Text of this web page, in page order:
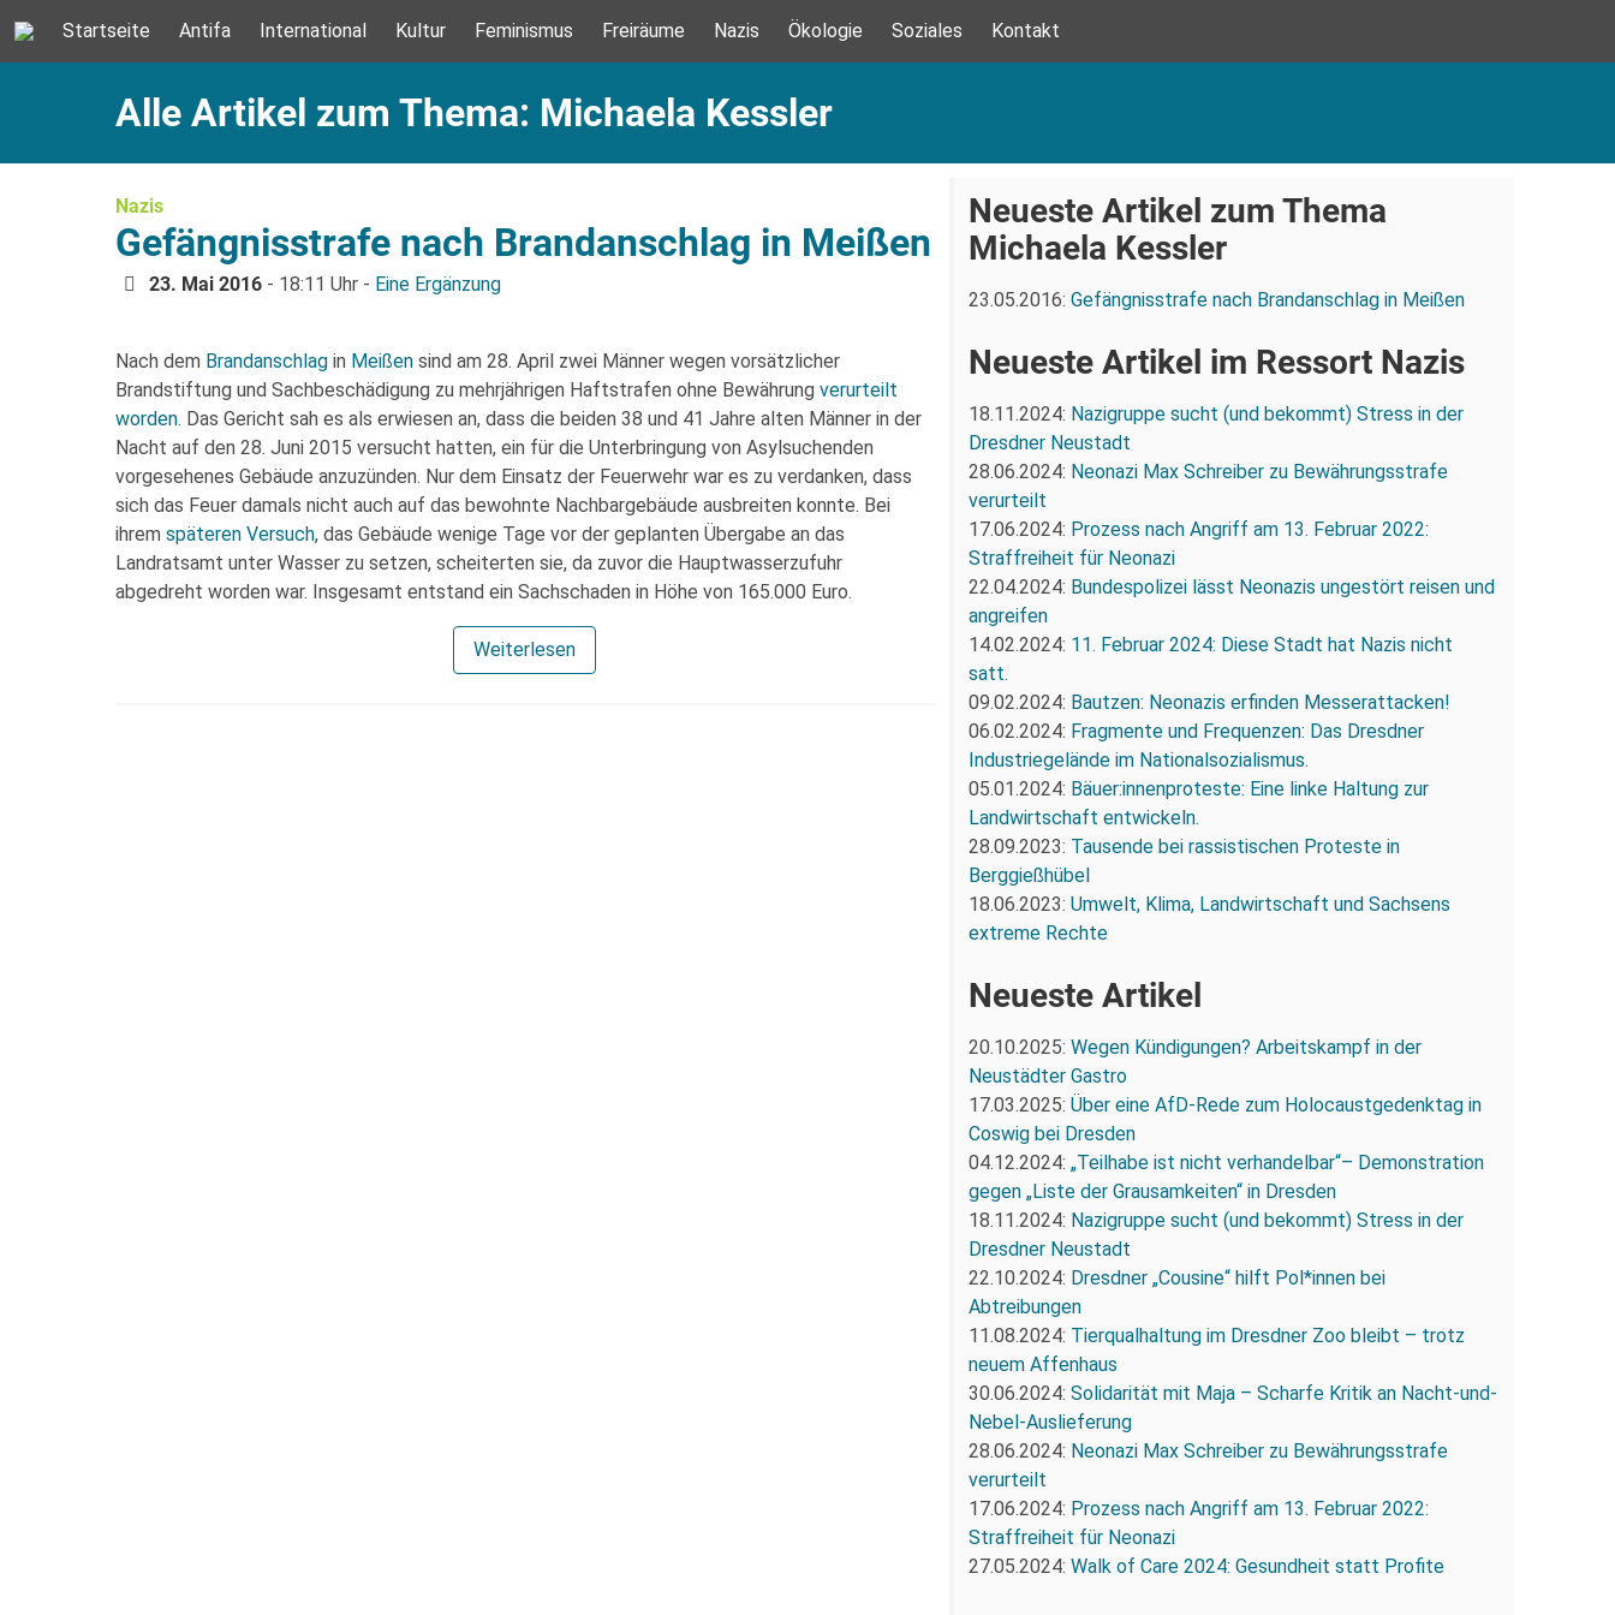
Startseite Antifa International Kultur Feminismus Freiräume Nazis Ökologie Soziales Kontakt
Alle Artikel zum Thema: Michaela Kessler
Nazis
Gefängnisstrafe nach Brandanschlag in Meißen
23. Mai 2016 - 18:11 Uhr - Eine Ergänzung
Nach dem Brandanschlag in Meißen sind am 28. April zwei Männer wegen vorsätzlicher
Brandstiftung und Sachbeschädigung zu mehrjährigen Haftstrafen ohne Bewährung verurteilt
worden. Das Gericht sah es als erwiesen an, dass die beiden 38 und 41 Jahre alten Männer in der
Nacht auf den 28. Juni 2015 versucht hatten, ein für die Unterbringung von Asylsuchenden
vorgesehenes Gebäude anzuzünden. Nur dem Einsatz der Feuerwehr war es zu verdanken, dass
sich das Feuer damals nicht auch auf das bewohnte Nachbargebäude ausbreiten konnte. Bei
ihrem späteren Versuch, das Gebäude wenige Tage vor der geplanten Übergabe an das
Landratsamt unter Wasser zu setzen, scheiterten sie, da zuvor die Hauptwasserzufuhr
abgedreht worden war. Insgesamt entstand ein Sachschaden in Höhe von 165.000 Euro.
Weiterlesen
Neueste Artikel zum Thema
Michaela Kessler
23.05.2016: Gefängnisstrafe nach Brandanschlag in Meißen
Neueste Artikel im Ressort Nazis
18.11.2024: Nazigruppe sucht (und bekommt) Stress in der
Dresdner Neustadt
28.06.2024: Neonazi Max Schreiber zu Bewährungsstrafe
verurteilt
17.06.2024: Prozess nach Angriff am 13. Februar 2022:
Straffreiheit für Neonazi
22.04.2024: Bundespolizei lässt Neonazis ungestört reisen und
angreifen
14.02.2024: 11. Februar 2024: Diese Stadt hat Nazis nicht
satt.
09.02.2024: Bautzen: Neonazis erfinden Messerattacken!
06.02.2024: Fragmente und Frequenzen: Das Dresdner
Industriegelände im Nationalsozialismus.
05.01.2024: Bäuer:innenproteste: Eine linke Haltung zur
Landwirtschaft entwickeln.
28.09.2023: Tausende bei rassistischen Proteste in
Berggießhübel
18.06.2023: Umwelt, Klima, Landwirtschaft und Sachsens
extreme Rechte
Neueste Artikel
20.10.2025: Wegen Kündigungen? Arbeitskampf in der
Neustädter Gastro
17.03.2025: Über eine AfD-Rede zum Holocaustgedenktag in
Coswig bei Dresden
04.12.2024: „Teilhabe ist nicht verhandelbar“– Demonstration
gegen „Liste der Grausamkeiten“ in Dresden
18.11.2024: Nazigruppe sucht (und bekommt) Stress in der
Dresdner Neustadt
22.10.2024: Dresdner „Cousine“ hilft Pol*innen bei
Abtreibungen
11.08.2024: Tierqualhaltung im Dresdner Zoo bleibt – trotz
neuem Affenhaus
30.06.2024: Solidarität mit Maja – Scharfe Kritik an Nacht-und-
Nebel-Auslieferung
28.06.2024: Neonazi Max Schreiber zu Bewährungsstrafe
verurteilt
17.06.2024: Prozess nach Angriff am 13. Februar 2022:
Straffreiheit für Neonazi
27.05.2024: Walk of Care 2024: Gesundheit statt Profite